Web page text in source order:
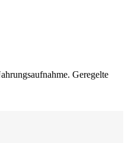
Geregelte